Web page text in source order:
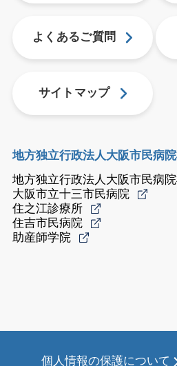
よくあるご質問
サイトマップ
地方独立行政法人大阪市民病
地方独立行政法人大阪市民病
大阪市立十三市民病院
住之江診療所
住吉市民病院
助産師学院
個人情報の保護について